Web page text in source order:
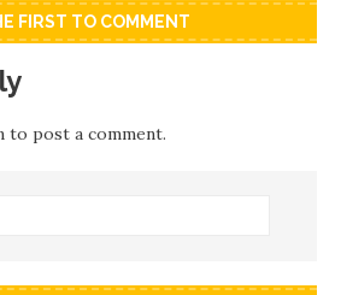
FIRST TO COMMENT
to post a comment.